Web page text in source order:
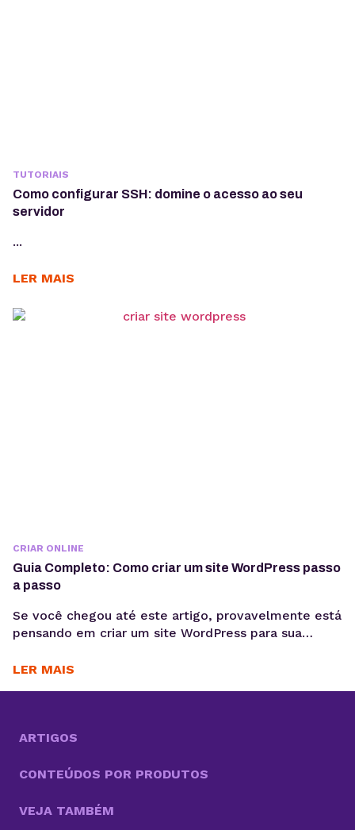
TUTORIAIS
Como configurar SSH: domine o acesso ao seu
servidor
...
LER MAIS
CRIAR ONLINE
Guia Completo: Como criar um site WordPress passo
a passo
Se você chegou até este artigo, provavelmente está
pensando em criar um site WordPress para sua
qual for o objetivo, escolher WordPress como
sinônimo...
LER MAIS
ARTIGOS
CONTEÚDOS POR PRODUTOS
VEJA TAMBÉM